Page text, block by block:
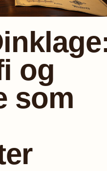
og
som